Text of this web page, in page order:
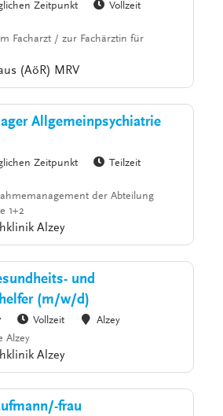
Zeitpunkt
Vollzeit
Facharzt / zur Fachärztin für
(AöR) MRV
Allgemeinpsychiatrie
Zeitpunkt
Teilzeit
der Abteilung
1+2
Alzey
und
(m/w/d)
Vollzeit
Alzey
Alzey
Alzey
frau